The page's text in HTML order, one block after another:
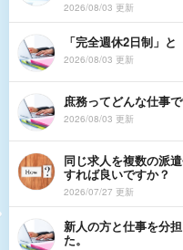
2026/08/03 更新
「完全週休2日制」
2026/08/03 更新
庶務ってどんな仕事
2026/08/03 更新
同じ求人を複数の派
すれば良いですか？
2026/07/27 更新
新人の方と仕事を分
た。